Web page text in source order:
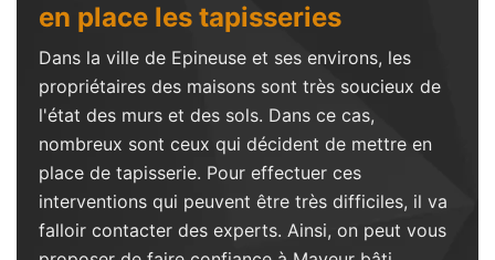
en place les tapisseries
Dans la ville de Epineuse et ses environs, les
propriétaires des maisons sont très soucieux de
l'état des murs et des sols. Dans ce cas,
nombreux sont ceux qui décident de mettre en
place de tapisserie. Pour effectuer ces
interventions qui peuvent être très difficiles, il va
falloir contacter des experts. Ainsi, on peut vous